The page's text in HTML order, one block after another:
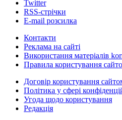
Twitter
RSS-стрічки
E-mail розсилка
Контакти
Реклама на сайті
Використання матеріалів
Правила користування
Договір користування
Політика у сфері
Угода щодо користування
Редакція